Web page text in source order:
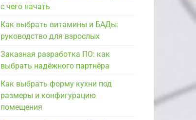
с чего начать
Как выбрать витамины и БАДы:
руководство для взрослых
Заказная разработка ПО: как
выбрать надёжного партнёра
Как выбрать форму кухни под
размеры и конфигурацию
помещения